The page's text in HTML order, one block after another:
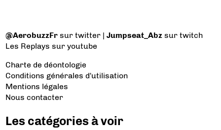
@AerobuzzFr sur twitter |Jumpseat_Abz sur twitch
Les Replays sur youtube
Charte de déontologie
Conditions générales d'utilisation
Mentions légales
Nous contacter
Les catégories à voir